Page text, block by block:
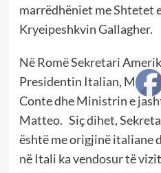
marrëdhëniet me Shtetet
Kryeipeshkvin Gallagher.
Në Romë Sekretari
Presidentin Italian,
Conte dhe Ministrin e
Matteo. Siç dihet,
është me origjinë italiane
në Itali ka vendosur të